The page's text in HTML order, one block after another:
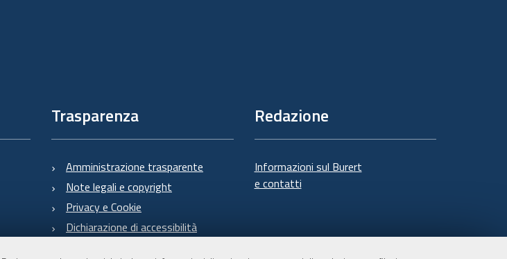
Trasparenza
Amministrazione trasparente
Note legali e copyright
Privacy e Cookie
Dichiarazione di accessibilità
Redazione
Informazioni sul Burert
e contatti